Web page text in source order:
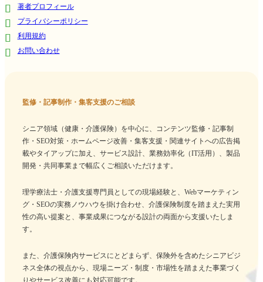
著者プロフィール
プライバシーポリシー
利用規約
お問い合わせ
監修・記事制作・集客支援のご相談
シニア領域（健康・介護保険）を中心に、コンテンツ監修・記事制
作・SEO対策・ホームページ改善・集客支援・関連サイトへの広告掲
載やタイアップに加え、サービス設計、業務効率化（IT活用）、製品
開発・共同事業まで幅広くご相談いただけます。
理学療法士・介護支援専門員としての現場経験と、Webマーケティン
グ・SEOの実務ノウハウを掛け合わせ、介護保険制度を踏まえた実用
性の高い提案と、事業成果につながる設計の両面から支援いたしま
す。
また、介護保険内サービスにとどまらず、保険外を含めたシニアビジ
ネス全体の視点から、現場ニーズ・制度・市場性を踏まえた事業づく
りやサービス改善にも対応可能です。